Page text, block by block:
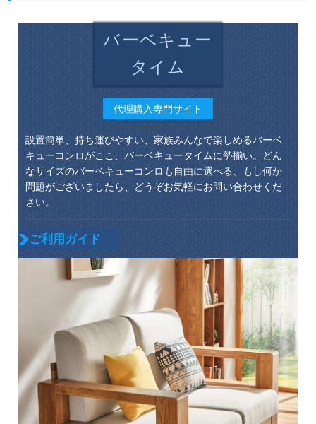
バーベキュー
タイム
代理購入専門サイト
設置簡単、持ち運びやすい、家族みんなで楽しめるバーベ
キューコンロがここ、バーベキュータイムに勢揃い。どん
なサイズのバーベキューコンロも自由に選べる、もし何か
問題がございましたら、どうぞお気軽にお問い合わせくだ
さい。
ご利用ガイド